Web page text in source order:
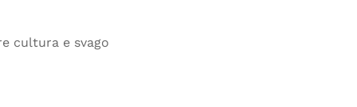
cultura e svago